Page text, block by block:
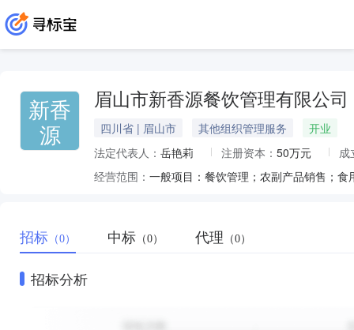
新香
源
眉山市新香源餐饮管理有限公司
四川省 | 眉山市 其他组织管理服务
开业
法定代表人： 岳艳莉 注册资本： 50万元
成
经营范围：
招标 （0） 中标 （0） 代理 （0）
招标分析